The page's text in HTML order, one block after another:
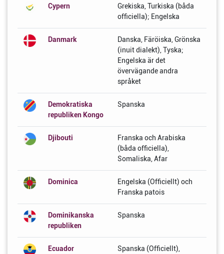
Cypern
Grekiska, Turkiska (båda
officiella); Engelska
Danmark
Danska, Färöiska, Grönska
(inuit dialekt), Tyska;
Engelska är det
övervägande andra
språket
Demokratiska
republiken Kongo
Spanska
Djibouti
Franska och Arabiska
(båda officiella),
Somaliska, Afar
Dominica
Engelska (Officiellt) och
Franska patois
Dominikanska
republiken
Spanska
Ecuador
Spanska (Officiellt),